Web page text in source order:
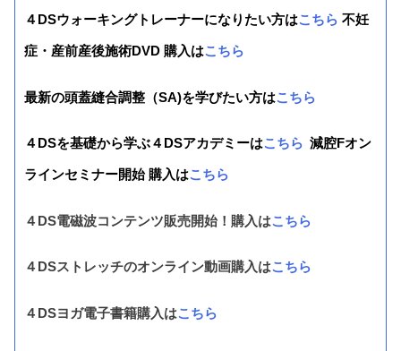
４DSウォーキングトレーナーになりたい方はこちら 不妊
症・産前産後施術DVD 購入はこちら
最新の頭蓋縫合調整（SA)を学びたい方はこちら
４DSを基礎から学ぶ４DSアカデミーはこちら 減腔Fオン
ラインセミナー開始 購入はこちら
４DS電磁波コンテンツ販売開始！購入はこちら
４DSストレッチのオンライン動画購入はこちら
４DSヨガ電子書籍購入はこちら